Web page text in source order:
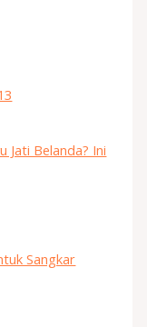
Jati Belanda? Ini
Sangkar